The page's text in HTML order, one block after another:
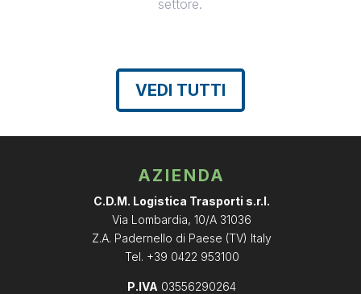
settore.
VEDI TUTTI
AZIENDA
C.D.M. Logistica Trasporti s.r.l.
Via Lombardia, 10/A 31036
Z.A. Padernello di Paese (TV) Italy
Tel. +39 0422 953100
P.IVA 03556290264